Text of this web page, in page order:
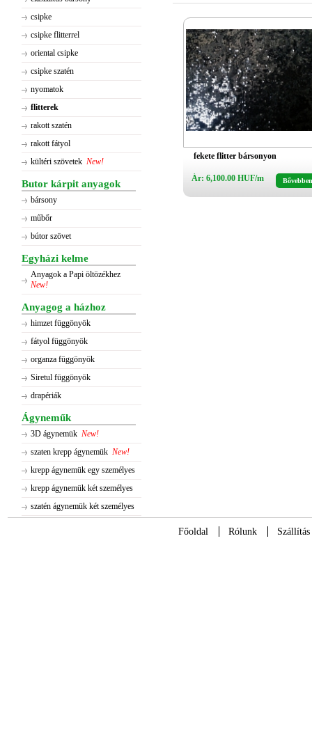
csipke
csipke flitterrel
oriental csipke
csipke szatén
nyomatok
flitterek
rakott szatén
rakott fátyol
kültéri szövetek New!
Butor kárpit anyagok
bársony
műbőr
bútor szövet
Egyházi kelme
Anyagok a Papi öltözékhez
New!
Anyagog a házhoz
himzet függönyök
fátyol függönyök
organza függönyök
Siretul függönyök
drapériák
Ágyneműk
3D ágynemük New!
szaten krepp ágynemük New!
krepp ágynemük egy személyes
krepp ágynemük két személyes
szatén ágynemük két személyes
fekete flitter bársonyon
Ár: 6,100.00 HUF/m Bővebben
Főoldal Rólunk Szállítás